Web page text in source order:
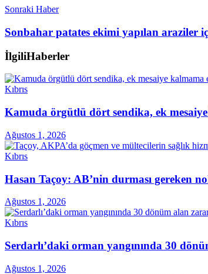
Sonraki Haber
Sonbahar patates ekimi yapılan araziler
İlgiliHaberler
Kıbrıs
Kamuda örgütlü dört sendika, ek mesaiye
Ağustos 1, 2026
Kıbrıs
Hasan Taçoy: AB’nin durması gereken
Ağustos 1, 2026
Kıbrıs
Serdarlı’daki orman yangınında 30
Ağustos 1, 2026